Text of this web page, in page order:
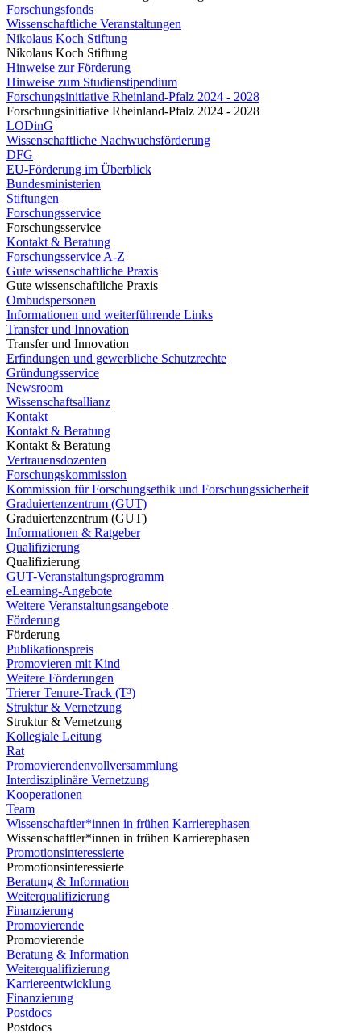
Forschungsfonds
Wissenschaftliche Veranstaltungen
Nikolaus Koch Stiftung
Nikolaus Koch Stiftung
Hinweise zur Förderung
Hinweise zum Studienstipendium
Forschungsinitiative Rheinland-Pfalz 2024 - 2028
Forschungsinitiative Rheinland-Pfalz 2024 - 2028
LODinG
Wissenschaftliche Nachwuchsförderung
DFG
EU-Förderung im Überblick
Bundesministerien
Stiftungen
Forschungsservice
Forschungsservice
Kontakt & Beratung
Forschungsservice A-Z
Gute wissenschaftliche Praxis
Gute wissenschaftliche Praxis
Ombudspersonen
Informationen und weiterführende Links
Transfer und Innovation
Transfer und Innovation
Erfindungen und gewerbliche Schutzrechte
Gründungsservice
Newsroom
Wissenschaftsallianz
Kontakt
Kontakt & Beratung
Kontakt & Beratung
Vertrauensdozenten
Forschungskommission
Kommission für Forschungsethik und Forschungssicherheit
Graduiertenzentrum (GUT)
Graduiertenzentrum (GUT)
Informationen & Ratgeber
Qualifizierung
Qualifizierung
GUT-Veranstaltungsprogramm
eLearning-Angebote
Weitere Veranstaltungsangebote
Förderung
Förderung
Publikationspreis
Promovieren mit Kind
Weitere Förderungen
Trierer Tenure-Track (T³)
Struktur & Vernetzung
Struktur & Vernetzung
Kollegiale Leitung
Rat
Promovierendenvollversammlung
Interdisziplinäre Vernetzung
Kooperationen
Team
Wissenschaftler*innen in frühen Karrierephasen
Wissenschaftler*innen in frühen Karrierephasen
Promotionsinteressierte
Promotionsinteressierte
Beratung & Information
Weiterqualifizierung
Finanzierung
Promovierende
Promovierende
Beratung & Information
Weiterqualifizierung
Karriereentwicklung
Finanzierung
Postdocs
Postdocs